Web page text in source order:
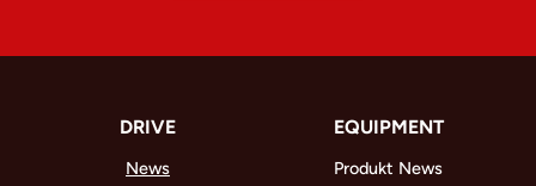
DRIVE
News
EQUIPMENT
Produkt News